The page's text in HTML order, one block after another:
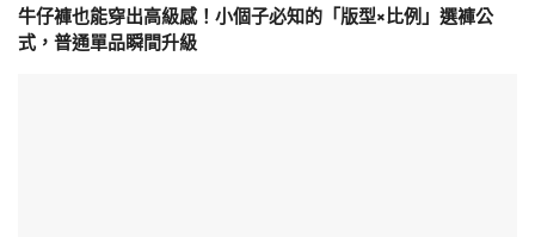
牛仔褲也能穿出高級感！小個子必知的「版型×比例」選褲公
式，普通單品瞬間升級